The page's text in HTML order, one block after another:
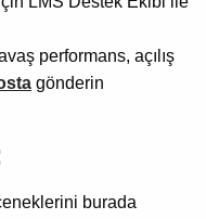
performans, açılış
gönderin
burada